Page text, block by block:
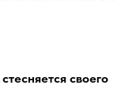
своего